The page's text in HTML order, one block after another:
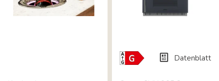
Energielabel- Datenblatt